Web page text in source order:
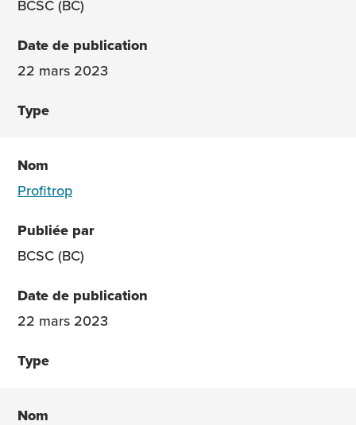
BCSC (BC)
22 mars 2023
Profitrop
BCSC (BC)
22 mars 2023